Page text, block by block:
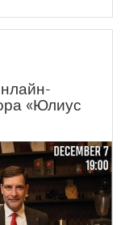
«Юлиус